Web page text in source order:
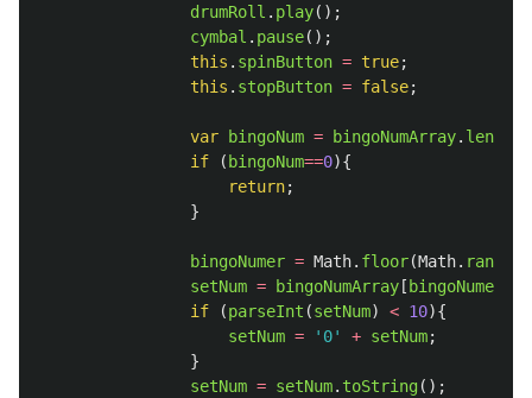
drumRoll . play();
cymbal . pause();
this . spinButton = true;
this . stopButton = false;
var bingoNum = bingoNumArray. length
if
( bingoNum==0){
return;
}
bingoNumer = Math. floor(Math. random
setNum = bingoNumArray [ bingoNumer
if
(parseInt (setNum) < 10){
setNum = ' 0' + setNum;
}
setNum = setNum. toString();